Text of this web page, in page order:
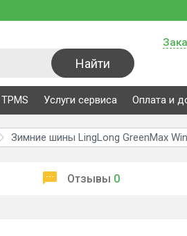
Найти
Услуги сервиса Оплата и
Зимние шины LingLong GreenMax
Отзывы 0